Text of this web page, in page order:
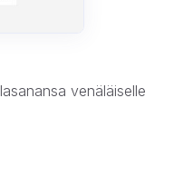
venäläiselle